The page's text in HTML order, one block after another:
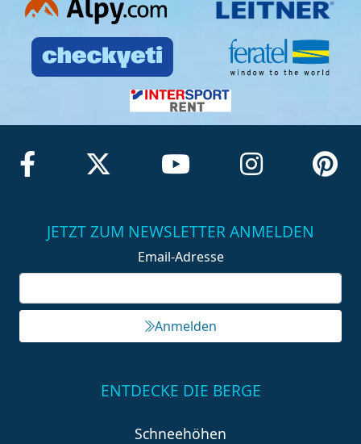
JETZT ZUM NEWSLETTER ANMELDEN
Email-Adresse
Anmelden
ENTDECKE DIE BERGE
Schneehöhen